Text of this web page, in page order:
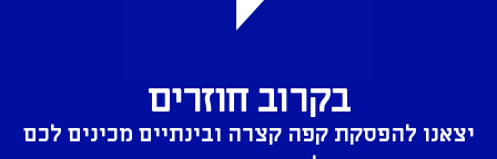
בקרוב חוזרים
יצאנו להפסקת קפה קצרה ובינתיים מכינים לכם